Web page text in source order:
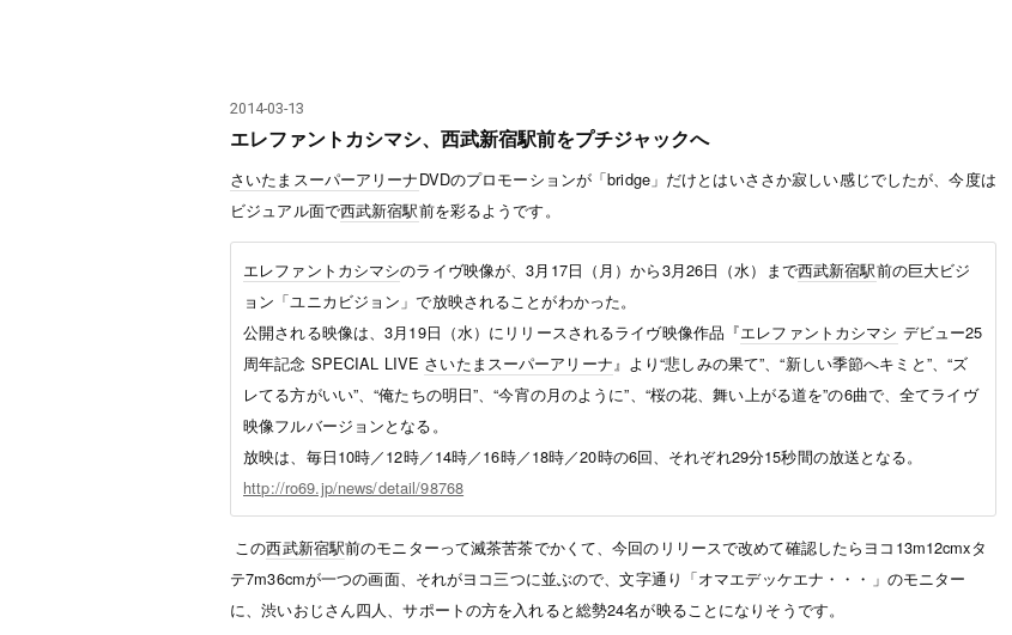
2014-03-13
エレファントカシマシ、西武新宿駅前をプチジャックへ
さいたまスーパーアリーナDVDのプロモーションが「bridge」だけとはいささか寂しい感じでしたが、今度は
ビジュアル面で西武新宿駅前を彩るようです。
エレファントカシマシのライヴ映像が、3月17日（月）から3月26日（水）まで西武新宿駅前の巨大ビジ
ョン「ユニカビジョン」で放映されることがわかった。
公開される映像は、3月19日（水）にリリースされるライヴ映像作品『エレファントカシマシ デビュー25
周年記念 SPECIAL LIVE さいたまスーパーアリーナ 』より“悲しみの果て”、“新しい季節へキミと”、“ズ
レてる方がいい”、“俺たちの明日”、“今宵の月のように”、“桜の花、舞い上がる道を”の6曲で、全てライヴ
映像フルバージョンとなる。
放映は、毎日10時／12時／14時／16時／18時／20時の6回、それぞれ29分15秒間の放送となる。
http://ro69.jp/news/detail/98768
この西武新宿駅前のモニターって滅茶苦茶でかくて、今回のリリースで改めて確認したらヨコ13m12cmxタ
テ7m36cmが一つの画面、それがヨコ三つに並ぶので、文字通り「オマエデッケエナ・・・」のモニター
に、渋いおじさん四人、サポートの方を入れると総勢24名が映ることになりそうです。